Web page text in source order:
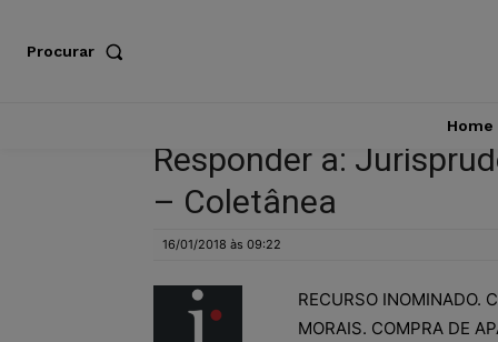
Procurar
Home
Responder a:
– Coletânea
16/01/2018 às 09:22
RECURSO INOMINADO.
MORAIS. COMPRA DE